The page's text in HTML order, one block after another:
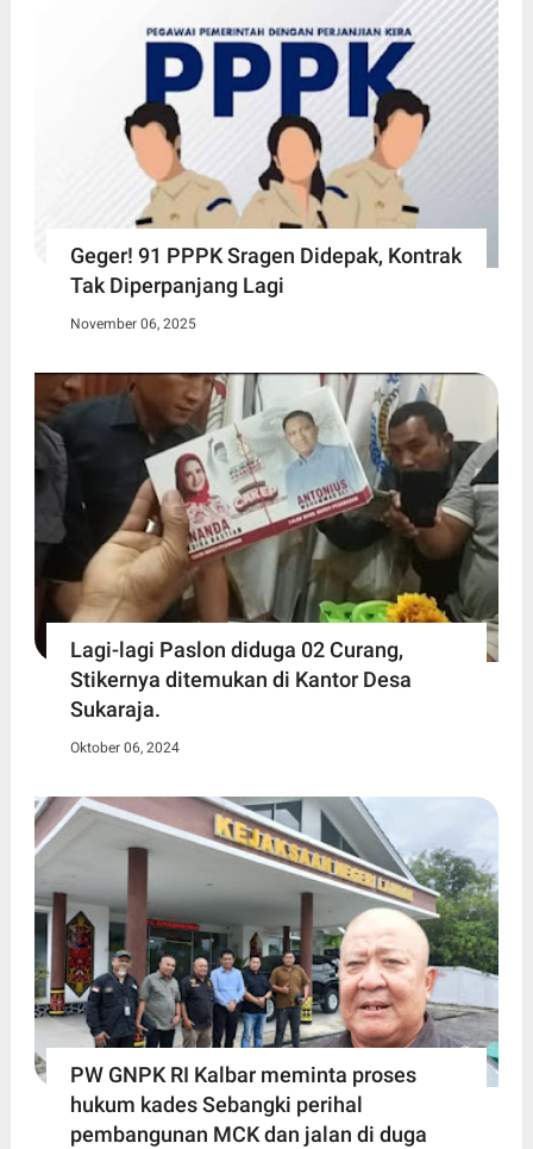
Geger! 91 PPPK Sragen Didepak, Kontrak
Tak Diperpanjang Lagi
November 06, 2025
Lagi-lagi Paslon diduga 02 Curang,
Stikernya ditemukan di Kantor Desa
Sukaraja.
Oktober 06, 2024
PW GNPK RI Kalbar meminta proses
hukum kades Sebangki perihal
pembangunan MCK dan jalan di duga